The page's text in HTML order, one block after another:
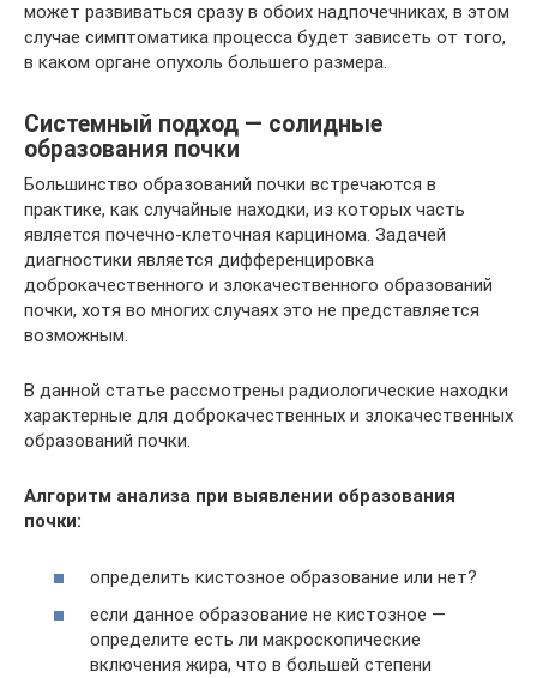
может развиваться сразу в обоих надпочечниках, в этом
случае симптоматика процесса будет зависеть от того,
в каком органе опухоль большего размера.
Системный подход — солидные
образования почки
Большинство образований почки встречаются в
практике, как случайные находки, из которых часть
является почечно-клеточная карцинома. Задачей
диагностики является дифференцировка
доброкачественного и злокачественного образований
почки, хотя во многих случаях это не представляется
возможным.
В данной статье рассмотрены радиологические находки
характерные для доброкачественных и злокачественных
образований почки.
Алгоритм анализа при выявлении образования
почки:
определить кистозное образование или нет?
если данное образование не кистозное —
определите есть ли макроскопические
включения жира, что в большей степени